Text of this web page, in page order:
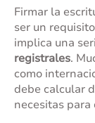
Firmar la
ser un
implica una
registrales.
como
debe calcular
necesitas para